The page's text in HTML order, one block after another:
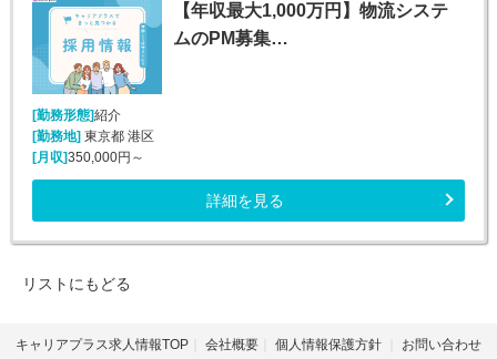
【年収最大1,000万円】物流システ
ムのPM募集…
[勤務形態]紹介
[勤務地] 東京都 港区
[月収]350,000円～
詳細を見る
リストにもどる
キャリアプラス求人情報TOP 会社概要 個人情報保護方針 お問い合わせ